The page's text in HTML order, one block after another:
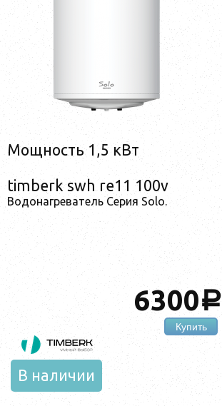
Мощность 1,5 кВт
timberk swh re11 100v
Водонагреватель Серия Solo.
6300a
Купить
В наличии